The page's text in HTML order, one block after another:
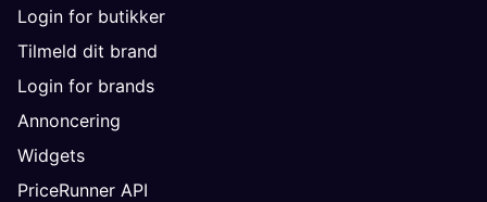
Login for butikker
Tilmeld dit brand
Login for brands
Annoncering
Widgets
PriceRunner API